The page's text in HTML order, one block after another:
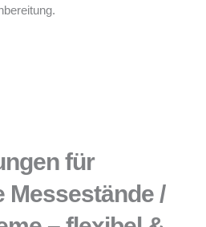
für
Messestände /